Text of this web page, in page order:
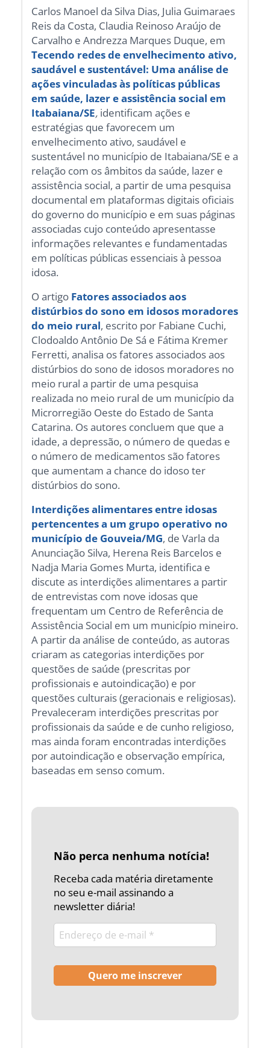
Carlos Manoel da Silva Dias, Julia Guimaraes
Reis da Costa, Claudia Reinoso Araújo de
Carvalho e Andrezza Marques Duque, em
Tecendo redes de envelhecimento ativo,
saudável e sustentável: Uma análise de
ações vinculadas às políticas públicas
em saúde, lazer e assistência social em
Itabaiana/SE, identificam ações e
estratégias que favorecem um
envelhecimento ativo, saudável e
sustentável no município de Itabaiana/SE e a
relação com os âmbitos da saúde, lazer e
assistência social, a partir de uma pesquisa
documental em plataformas digitais oficiais
do governo do município e em suas páginas
associadas cujo conteúdo apresentasse
informações relevantes e fundamentadas
em políticas públicas essenciais à pessoa
idosa.
O artigo Fatores associados aos
distúrbios do sono em idosos moradores
do meio rural, escrito por Fabiane Cuchi,
Clodoaldo Antônio De Sá e Fátima Kremer
Ferretti, analisa os fatores associados aos
distúrbios do sono de idosos moradores no
meio rural a partir de uma pesquisa
realizada no meio rural de um município da
Microrregião Oeste do Estado de Santa
Catarina. Os autores concluem que que a
idade, a depressão, o número de quedas e
o número de medicamentos são fatores
que aumentam a chance do idoso ter
distúrbios do sono.
Interdições alimentares entre idosas
pertencentes a um grupo operativo no
município de Gouveia/MG, de Varla da
Anunciação Silva, Herena Reis Barcelos e
Nadja Maria Gomes Murta, identifica e
discute as interdições alimentares a partir
de entrevistas com nove idosas que
frequentam um Centro de Referência de
Assistência Social em um município mineiro.
A partir da análise de conteúdo, as autoras
criaram as categorias interdições por
questões de saúde (prescritas por
profissionais e autoindicação) e por
questões culturais (geracionais e religiosas).
Prevaleceram interdições prescritas por
profissionais da saúde e de cunho religioso,
mas ainda foram encontradas interdições
por autoindicação e observação empírica,
baseadas em senso comum.
Não perca nenhuma notícia!
Receba cada matéria diretamente
no seu e-mail assinando a
newsletter diária!